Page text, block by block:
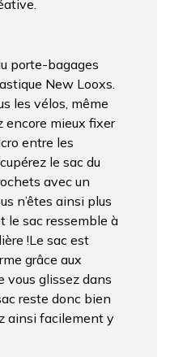
porte-bagages
New Looxs.
les vélos, même
encore mieux fixer
entre les
le sac du
avec un
n’êtes ainsi plus
le sac ressemble à
!Le sac est
grâce aux
vous glissez dans
reste donc bien
ainsi facilement y